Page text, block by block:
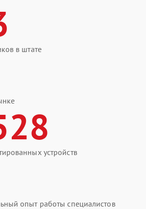
в штате
устройств
опыт работы специалистов